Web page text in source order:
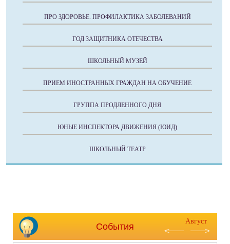
ПРО ЗДОРОВЬЕ. ПРОФИЛАКТИКА ЗАБОЛЕВАНИЙ
ГОД ЗАЩИТНИКА ОТЕЧЕСТВА
ШКОЛЬНЫЙ МУЗЕЙ
ПРИЕМ ИНОСТРАННЫХ ГРАЖДАН НА ОБУЧЕНИЕ
ГРУППА ПРОДЛЕННОГО ДНЯ
ЮНЫЕ ИНСПЕКТОРА ДВИЖЕНИЯ (ЮИД)
ШКОЛЬНЫЙ ТЕАТР
События
Август